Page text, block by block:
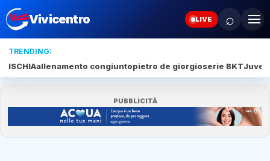
Vivicentro LIVE ⌕
TRENDING:
ISCHIAallenamento congiuntopietro de giorgioserie BKTJuve
PUBBLICITÀ